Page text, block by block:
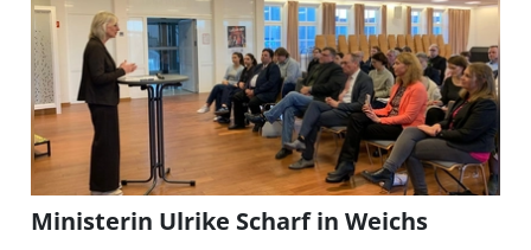
Ministerin Ulrike Scharf in Weichs